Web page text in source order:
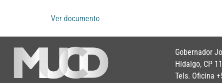
Ver documento
Gobernador
Hidalgo, CP
Tels. Oficina